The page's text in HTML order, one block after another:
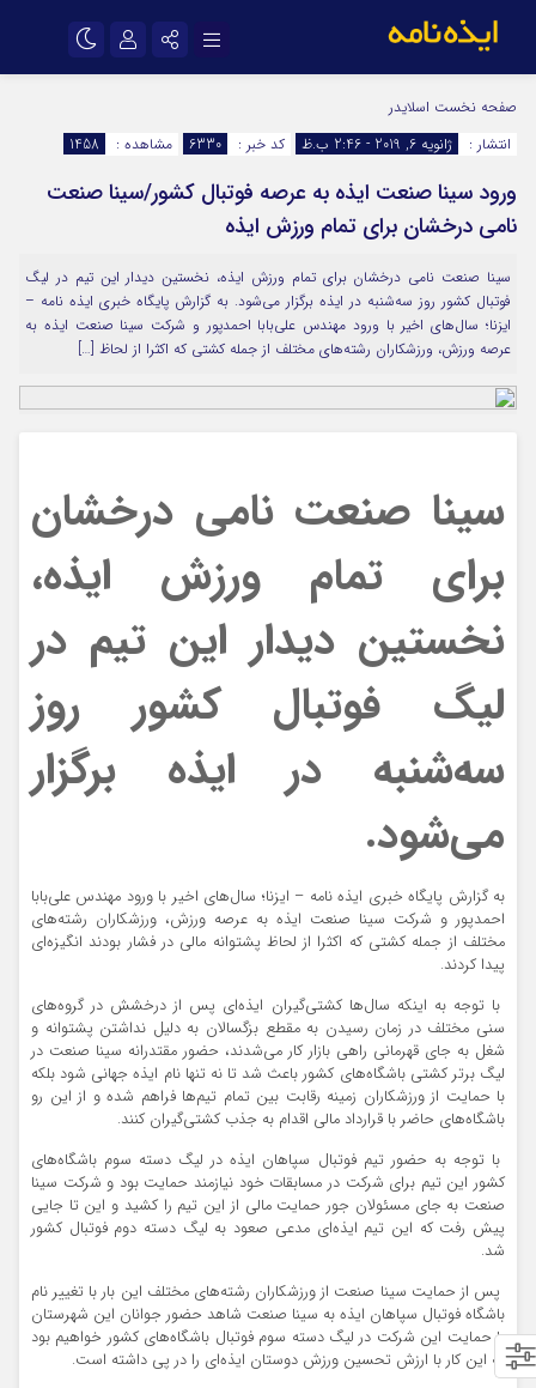
اینستاگرام
سروش
ایتا
آپارات
اپلیکیشن رمز عبور
مرا به خاطر بسپار
صفحه نخست اسلایدر
انتشار :
ژانویه 6, 2019 - 2:46 ب.ظ کد خبر : 6330 مشاهده : 1458
ورود سینا صنعت ایذه به عرصه فوتبال کشور/سینا صنعت
نامی درخشان برای تمام ورزش ایذه
سینا صنعت نامی درخشان برای تمام ورزش ایذه، نخستین دیدار این تیم در لیگ
فوتبال کشور روز سه‌شنبه در ایذه برگزار می‌شود. به گزارش پایگاه خبری ایذه نامه –
ایزنا؛ سال‌های اخیر با ورود مهندس علی‌بابا احمدپور و شرکت سینا صنعت ایذه به
عرصه ورزش، ورزشکاران رشته‌های مختلف از جمله کشتی که اکثرا از لحاظ […]
سینا صنعت نامی درخشان
برای تمام ورزش ایذه،
نخستین دیدار این تیم در
لیگ فوتبال کشور روز
سه‌شنبه در ایذه برگزار
می‌شود.
به گزارش پایگاه خبری ایذه نامه – ایزنا؛ سال‌های اخیر با ورود مهندس علی‌بابا
احمدپور و شرکت سینا صنعت ایذه به عرصه ورزش، ورزشکاران رشته‌های
مختلف از جمله کشتی که اکثرا از لحاظ پشتوانه مالی در فشار بودند انگیزه‌ای
پیدا کردند.
با توجه به اینکه سال‌ها کشتی‌گیران ایذه‌ای پس از درخشش در گروه‌های
سنی مختلف در زمان رسیدن به مقطع بزگسالان به دلیل نداشتن پشتوانه و
شغل به جای قهرمانی راهی بازار کار می‌شدند، حضور مقتدرانه سینا صنعت در
لیگ برتر کشتی باشگاه‌های کشور باعث شد تا نه تنها نام ایذه جهانی شود بلکه
با حمایت از ورزشکاران زمینه رقابت بین تمام تیم‌ها فراهم شده و از این رو
باشگاه‌های حاضر با قرارداد مالی اقدام به جذب کشتی‌گیران کنند.
با توجه به حضور تیم فوتبال سپاهان ایذه در لیگ دسته سوم باشگاه‌های
کشور این تیم برای شرکت در مسابقات خود نیازمند حمایت بود و شرکت سینا
صنعت به جای مسئولان جور حمایت مالی از این تیم را کشید و این تا جایی
پیش رفت که این تیم ایذه‌ای مدعی صعود به لیگ دسته دوم فوتبال کشور
شد.
پس از حمایت سینا صنعت از ورزشکاران رشته‌های مختلف این بار با تغییر نام
باشگاه فوتبال سپاهان ایذه به سینا صنعت شاهد حضور جوانان این شهرستان
با حمایت این شرکت در لیگ دسته سوم فوتبال باشگاه‌های کشور خواهیم بود
که این کار با ارزش تحسین ورزش دوستان ایذه‌ای را در پی داشته است.